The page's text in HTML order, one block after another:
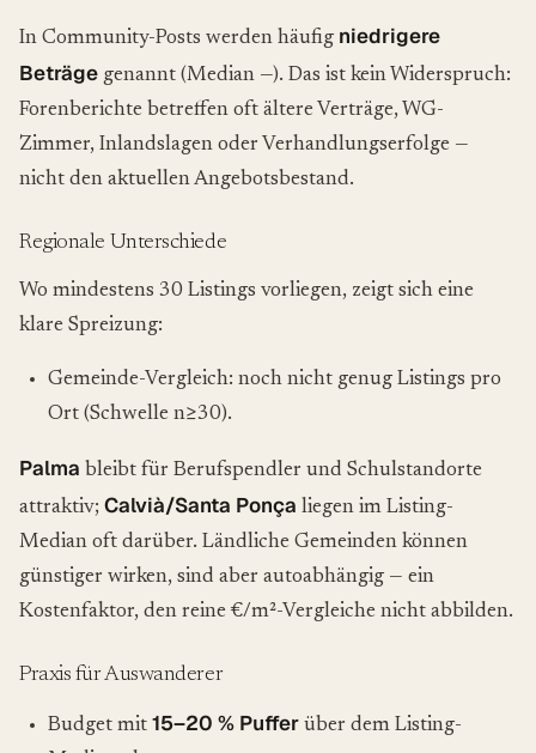
In Community-Posts werden häufig niedrigere
Beträge genannt (Median —). Das ist kein Widerspruch:
Forenberichte betreffen oft ältere Verträge, WG-
Zimmer, Inlandslagen oder Verhandlungserfolge —
nicht den aktuellen Angebotsbestand.
Regionale Unterschiede
Wo mindestens 30 Listings vorliegen, zeigt sich eine
klare Spreizung:
Gemeinde-Vergleich: noch nicht genug Listings pro
Ort (Schwelle n≥30).
Palma bleibt für Berufspendler und Schulstandorte
attraktiv; Calvià/Santa Ponça liegen im Listing-
Median oft darüber. Ländliche Gemeinden können
günstiger wirken, sind aber autoabhängig — ein
Kostenfaktor, den reine €/m²-Vergleiche nicht abbilden.
Praxis für Auswanderer
Budget mit 15–20 % Puffer über dem Listing-